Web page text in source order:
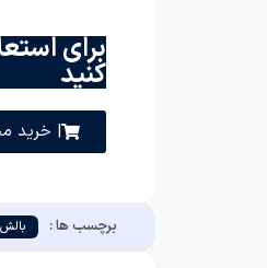
برای
کنید
| خرید
برچسب ها :